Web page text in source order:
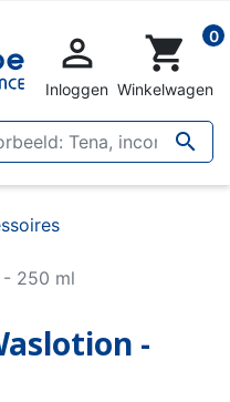


Inloggen
shopping_cart 0
Winkelwagen
- 250 ml
-